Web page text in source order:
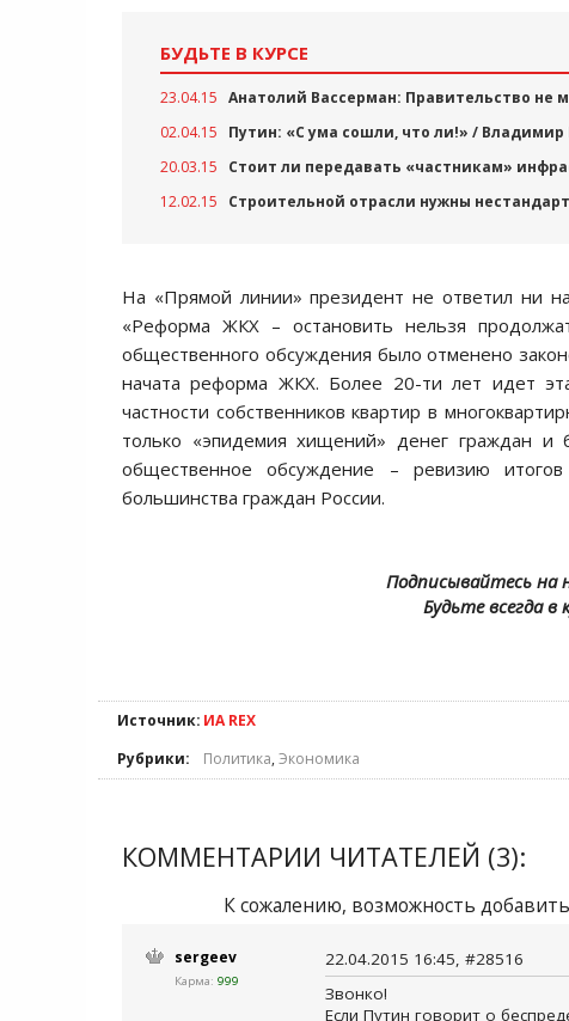
БУДЬТЕ В КУРСЕ
23.04.15 Анатолий Вассерман: Правительство не
02.04.15
Путин: «С ума сошли, что ли!» /
20.03.15
Стоит ли передавать «частникам»
12.02.15
Строительной отрасли нужны
На «Прямой линии» президент не ответил ни
«Реформа ЖКХ – остановить нельзя
общественного обсуждения было отменено
начата реформа ЖКХ. Более 20-ти лет идет
частности собственников квартир в
только «эпидемия хищений» денег граждан
общественное обсуждение – ревизию
большинства граждан России.
Подписывайтесь на
Будьте всегда в
Источник: ИА REX
Рубрики:
Политика, Экономика
КОММЕНТАРИИ ЧИТАТЕЛЕЙ (3):
К сожалению, возможность
sergeev
Карма: 999
22.04.2015 16:45, #28516
Звонко!
Если Путин говорит о